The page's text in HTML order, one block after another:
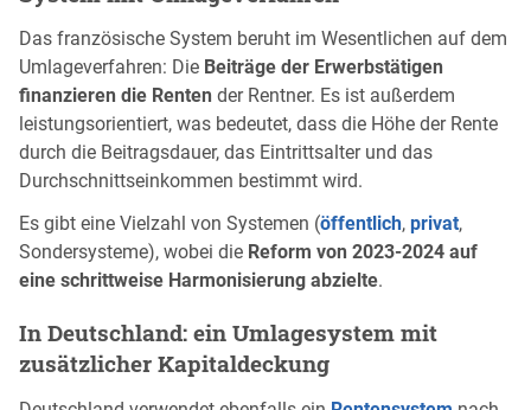
Das französische System beruht im Wesentlichen auf dem
Umlageverfahren: Die Beiträge der Erwerbstätigen
finanzieren die Renten der Rentner. Es ist außerdem
leistungsorientiert, was bedeutet, dass die Höhe der Rente
durch die Beitragsdauer, das Eintrittsalter und das
Durchschnittseinkommen bestimmt wird.
Es gibt eine Vielzahl von Systemen (öffentlich, privat,
Sondersysteme), wobei die Reform von 2023-2024 auf
eine schrittweise Harmonisierung abzielte.
In Deutschland: ein Umlagesystem mit
zusätzlicher Kapitaldeckung